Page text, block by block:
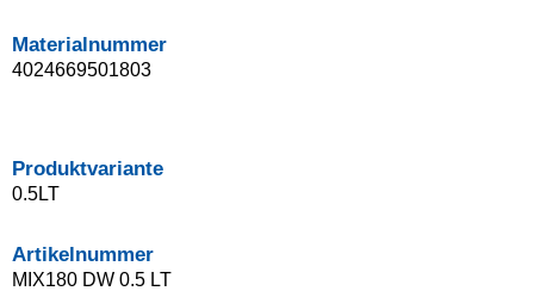
Materialnummer
4024669501803
Produktvariante
0.5LT
Artikelnummer
MIX180 DW 0.5 LT